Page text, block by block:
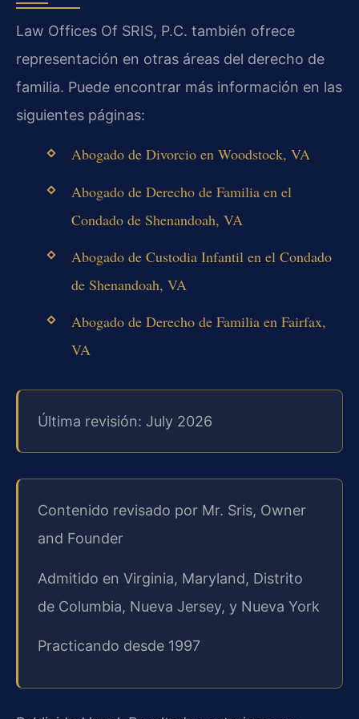
Law Offices Of SRIS, P.C. también ofrece
representación en otras áreas del derecho de
familia. Puede encontrar más información en las
siguientes páginas:
Abogado de Divorcio en Woodstock, VA
Abogado de Derecho de Familia en el
Condado de Shenandoah, VA
Abogado de Custodia Infantil en el Condado
de Shenandoah, VA
Abogado de Derecho de Familia en Fairfax,
VA
Última revisión: July 2026
Contenido revisado por Mr. Sris, Owner
and Founder
Admitido en Virginia, Maryland, Distrito
de Columbia, Nueva Jersey, y Nueva York
Practicando desde 1997